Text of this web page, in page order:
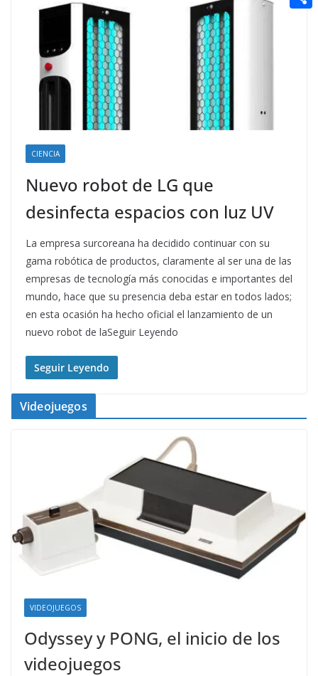
CIENCIA
Nuevo robot de LG que
desinfecta espacios con luz UV
La empresa surcoreana ha decidido continuar con su
gama robótica de productos, claramente al ser una de las
empresas de tecnología más conocidas e importantes del
mundo, hace que su presencia deba estar en todos lados;
en esta ocasión ha hecho oficial el lanzamiento de un
nuevo robot de laSeguir Leyendo
Seguir Leyendo
Videojuegos
VIDEOJUEGOS
Odyssey y PONG, el inicio de los
videojuegos
n
a